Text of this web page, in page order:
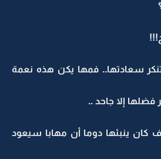
سعادتها.. فمها يكن هذه نعمة
فضلها إلا جاحد ..
ينبئها دوما أن مهابا سيعود